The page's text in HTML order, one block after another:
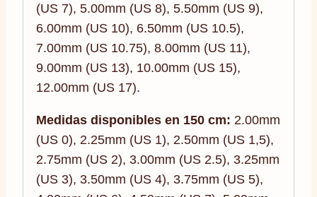
(US 7), 5.00mm (US 8), 5.50mm (US 9),
6.00mm (US 10), 6.50mm (US 10.5),
7.00mm (US 10.75), 8.00mm (US 11),
9.00mm (US 13), 10.00mm (US 15),
12.00mm (US 17).
Medidas disponibles en 150 cm: 2.00mm
(US 0), 2.25mm (US 1), 2.50mm (US 1,5),
2.75mm (US 2), 3.00mm (US 2.5), 3.25mm
(US 3), 3.50mm (US 4), 3.75mm (US 5),